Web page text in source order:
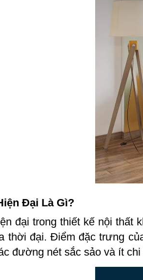
Đại Là Gì?
đại trong thiết kế nội thất
thời đại. Điểm đặc trưng
đường nét sắc sảo và ít